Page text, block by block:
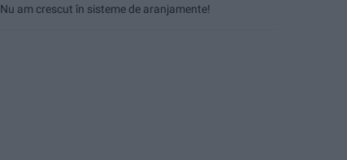
Nu am crescut în sisteme de aranjamente!